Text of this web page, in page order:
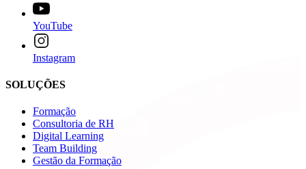
YouTube
Instagram
SOLUÇÕES
Formação
Consultoria de RH
Digital Learning
Team Building
Gestão da Formação